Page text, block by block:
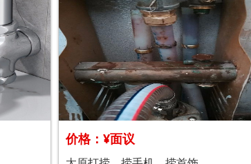
价格：¥面议